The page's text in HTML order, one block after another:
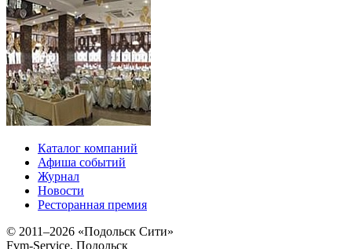
Каталог компаний
Афиша событий
Журнал
Новости
Ресторанная премия
© 2011–2026 «Подольск Сити»
Fvm-Service, Подольск